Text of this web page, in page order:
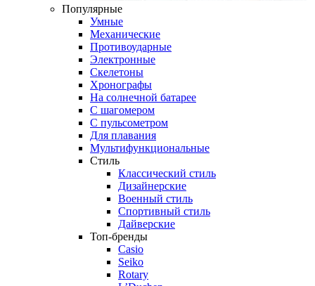
Популярные
Умные
Механические
Противоударные
Электронные
Скелетоны
Хронографы
На солнечной батарее
С шагомером
С пульсометром
Для плавания
Мультифункциональные
Стиль
Классический стиль
Дизайнерские
Военный стиль
Спортивный стиль
Дайверские
Топ-бренды
Casio
Seiko
Rotary